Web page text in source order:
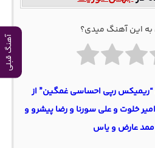
آهنگ قبلی
به این آهنگ میدی؟
“ریمیکس رپی احساسی غمگین” از
خلوت و علی سورنا و رضا پیشرو و
ممد عارض و یاس